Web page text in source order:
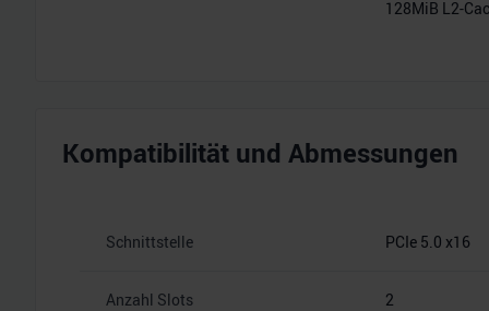
128MiB L2-
Kompatibilität und Abmessungen
Schnittstelle PCIe 5.0 x16
Anzahl Slots 2